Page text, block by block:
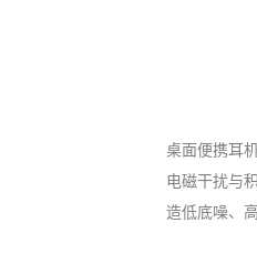
桌面便携耳
电磁干扰与
造低底噪、